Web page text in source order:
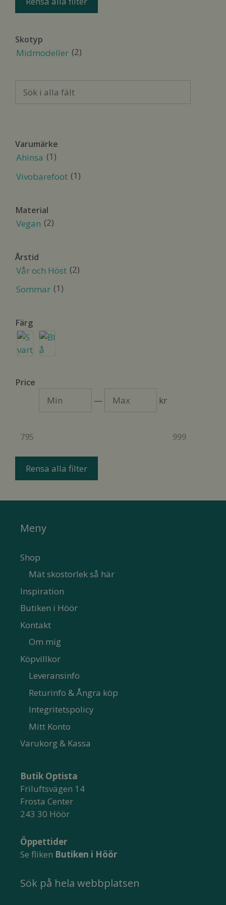
Skotyp
Midmodeller (2)
Varumärke
Ahinsa (1)
Vivobarefoot (1)
Material
Vegan (2)
Årstid
Vår och Höst (2)
Sommar (1)
Färg
Price
— kr
795 999
Rensa alla filter
Meny
Shop
Mät skostorlek så här
Inspiration
Butiken i Höör
Kontakt
Om mig
Köpvillkor
Leveransinfo
Returinfo & Ångra köp
Integritetspolicy
Mitt Konto
Varukorg & Kassa
Butik Optista
Friluftsvägen 14
Frosta Center
243 30 Höör
Öppettider
Se fliken Butiken i Höör
Sök på hela webbplatsen